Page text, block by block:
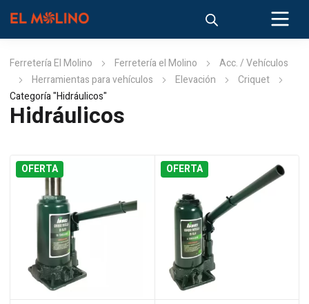
Ferretería El Molino Ferretería el Molino
Acc. / Vehículos
Herramientas para vehículos
Elevación
Criquet
Categoría "Hidráulicos"
Hidráulicos
OFERTA OFERTA